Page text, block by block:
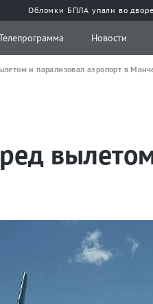
Обломки БПЛА упали во
Новости
и парализовал аэропорт в